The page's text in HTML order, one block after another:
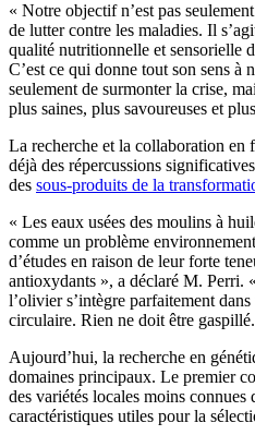
« Notre objectif n’est pas
de lutter contre les maladies. Il
qualité nutritionnelle et sensorielle
C’est ce qui donne tout son sens à
seulement de surmonter la crise,
plus saines, plus savoureuses et
La recherche et la collaboration en
déjà des répercussions
des sous-produits de la
« Les eaux usées des moulins à
comme un problème
d’études en raison de leur forte
antioxydants », a déclaré M. Perri.
l’olivier s’intègre parfaitement
circulaire. Rien ne doit être
Aujourd’hui, la recherche en
domaines principaux. Le premier
des variétés locales moins connues
caractéristiques utiles pour la